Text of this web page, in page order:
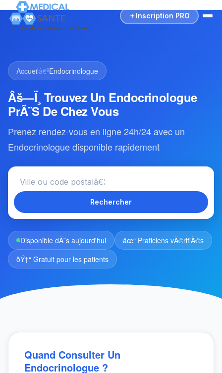
Inscription PRO
Accueilâ€ºEndocrinologue
Âš—Ï¸ Trouvez Un Endocrinologue
PrÃ¨s De Chez Vous
Prenez rendez-vous en ligne 24h/24 avec un
Endocrinologue disponible rapidement
Rechercher
Disponible dÃ¨s aujourd'hui
âœ“ Praticiens vÃ©rifiÃ©s
ðŸ†“ Gratuit pour les patients
Quand Consulter Un
Endocrinologue ?